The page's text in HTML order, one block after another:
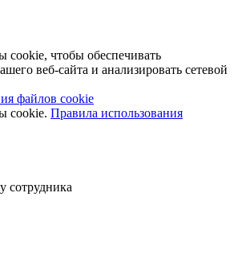
чтобы обеспечивать
веб-сайта и анализировать сетевой
файлов cookie
cookie. Правила использования
сотрудника